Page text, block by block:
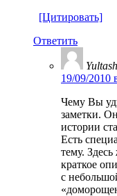
[Цитировать]
Ответить
Yultash
19/09/2010
Чему Вы
заметки.
истории
Есть
тему.
краткое
с